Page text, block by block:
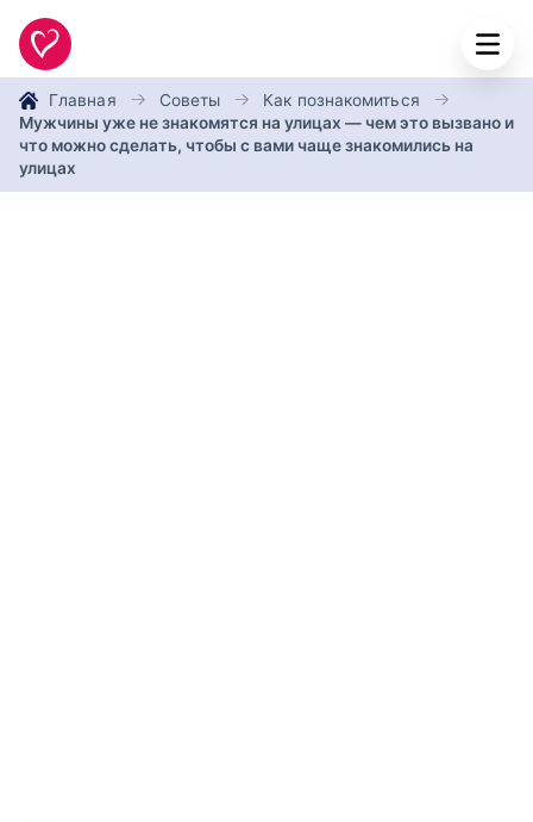
Главная Советы
Как познакомиться
Мужчины уже не знакомятся на улицах — чем это вызвано и
что можно сделать, чтобы с вами чаще знакомились на
улицах